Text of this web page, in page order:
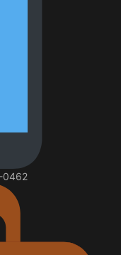
0462